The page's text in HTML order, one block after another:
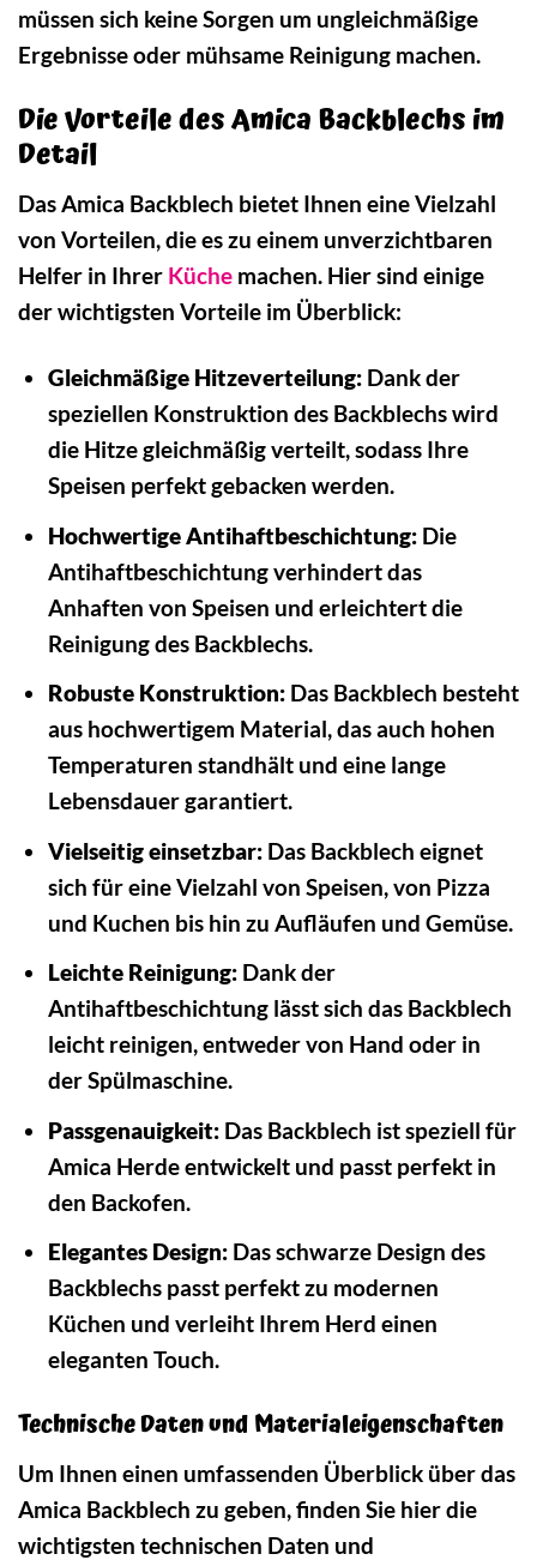
müssen sich keine Sorgen um ungleichmäßige
Ergebnisse oder mühsame Reinigung machen.
Die Vorteile des Amica Backblechs im
Detail
Das Amica Backblech bietet Ihnen eine Vielzahl
von Vorteilen, die es zu einem unverzichtbaren
Helfer in Ihrer Küche machen. Hier sind einige
der wichtigsten Vorteile im Überblick:
Gleichmäßige Hitzeverteilung:Dank der
speziellen Konstruktion des Backblechs wird
die Hitze gleichmäßig verteilt, sodass Ihre
Speisen perfekt gebacken werden.
Hochwertige Antihaftbeschichtung:Die
Antihaftbeschichtung verhindert das
Anhaften von Speisen und erleichtert die
Reinigung des Backblechs.
Robuste Konstruktion:Das Backblech besteht
aus hochwertigem Material, das auch hohen
Temperaturen standhält und eine lange
Lebensdauer garantiert.
Vielseitig einsetzbar:Das Backblech eignet
sich für eine Vielzahl von Speisen, von Pizza
und Kuchen bis hin zu Aufläufen und Gemüse.
Leichte Reinigung:Dank der
Antihaftbeschichtung lässt sich das Backblech
leicht reinigen, entweder von Hand oder in
der Spülmaschine.
Passgenauigkeit:Das Backblech ist speziell für
Amica Herde entwickelt und passt perfekt in
den Backofen.
Elegantes Design:Das schwarze Design des
Backblechs passt perfekt zu modernen
Küchen und verleiht Ihrem Herd einen
eleganten Touch.
Technische Daten und Materialeigenschaften
Um Ihnen einen umfassenden Überblick über das
Amica Backblech zu geben, finden Sie hier die
wichtigsten technischen Daten und